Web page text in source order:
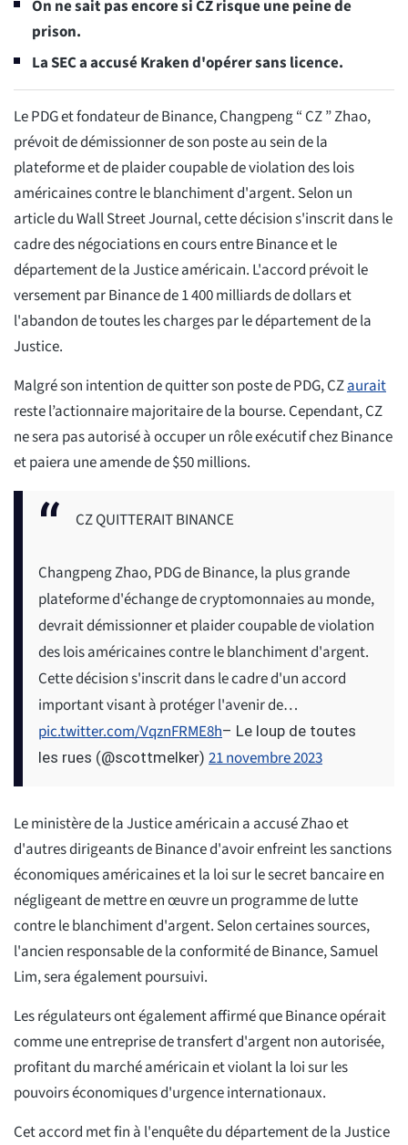
On ne sait pas encore si CZ risque une peine de
prison.
La SEC a accusé Kraken d'opérer sans licence.
Le PDG et fondateur de Binance, Changpeng “ CZ ” Zhao,
prévoit de démissionner de son poste au sein de la
plateforme et de plaider coupable de violation des lois
américaines contre le blanchiment d'argent. Selon un
article du Wall Street Journal, cette décision s'inscrit dans le
cadre des négociations en cours entre Binance et le
département de la Justice américain. L'accord prévoit le
versement par Binance de 1 400 milliards de dollars et
l'abandon de toutes les charges par le département de la
Justice.
Malgré son intention de quitter son poste de PDG, CZaurait
reste l’actionnaire majoritaire de la bourse. Cependant, CZ
ne sera pas autorisé à occuper un rôle exécutif chez Binance
et paiera une amende de $50 millions.
CZ QUITTERAIT BINANCE
Changpeng Zhao, PDG de Binance, la plus grande
plateforme d'échange de cryptomonnaies au monde,
devrait démissionner et plaider coupable de violation
des lois américaines contre le blanchiment d'argent.
Cette décision s'inscrit dans le cadre d'un accord
important visant à protéger l'avenir de…
pic.twitter.com/VqznFRME8h– Le loup de toutes
les rues (@scottmelker) 21 novembre 2023
Le ministère de la Justice américain a accusé Zhao et
d'autres dirigeants de Binance d'avoir enfreint les sanctions
économiques américaines et la loi sur le secret bancaire en
négligeant de mettre en œuvre un programme de lutte
contre le blanchiment d'argent. Selon certaines sources,
l'ancien responsable de la conformité de Binance, Samuel
Lim, sera également poursuivi.
Les régulateurs ont également affirmé que Binance opérait
comme une entreprise de transfert d'argent non autorisée,
profitant du marché américain et violant la loi sur les
pouvoirs économiques d'urgence internationaux.
Cet accord met fin à l'enquête du département de la Justice